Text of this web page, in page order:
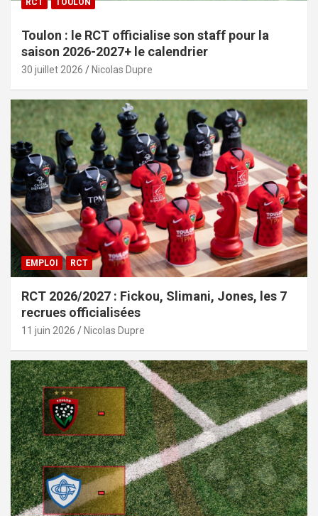
Toulon : le RCT officialise son staff pour la
saison 2026-2027+ le calendrier
30 juillet 2026 Nicolas Dupre
EMPLOI RCT
RCT 2026/2027 : Fickou, Slimani, Jones, les 7
recrues officialisées
11 juin 2026 Nicolas Dupre